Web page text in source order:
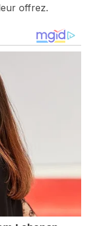
offrez.